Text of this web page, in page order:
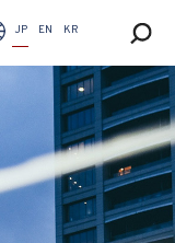
JP EN KR